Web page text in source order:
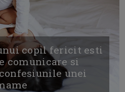
copil fericit esti
comunicare si
unei